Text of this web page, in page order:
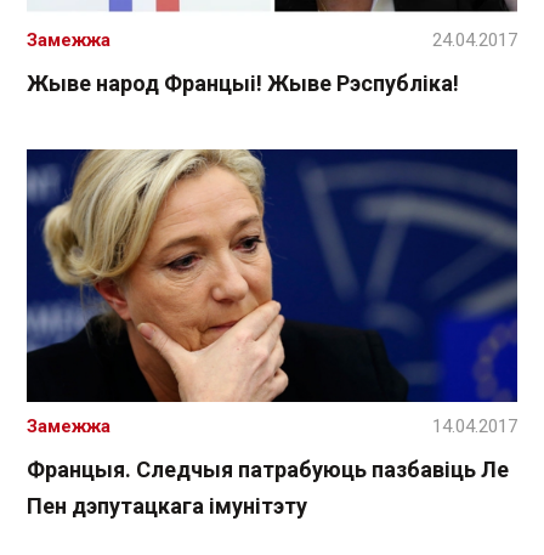
Жыве народ Францыі! Жыве Рэспубліка!
Замежжа 24.04.2017
Францыя. Следчыя патрабуюць пазбавіць Ле
Пен дэпутацкага імунітэту
Замежжа 14.04.2017